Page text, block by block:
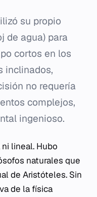
su propio
de agua) para
cortos en los
inclinados,
no requería
complejos,
ingenioso.
lineal. Hubo
naturales que
de Aristóteles. Sin
de la física